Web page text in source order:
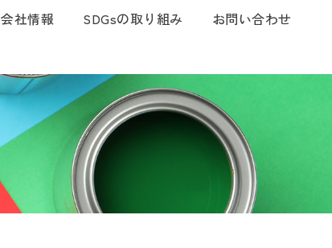
会社情報 SDGsの取り組み
お問い合わせ